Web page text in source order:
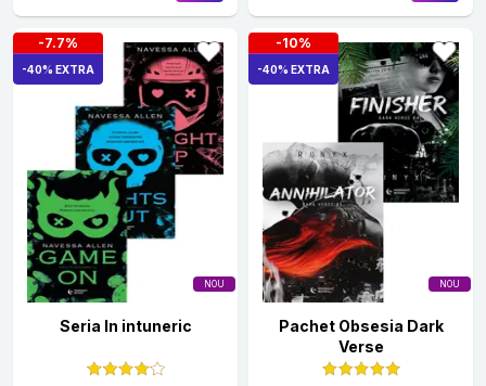
NOU
-7.7%
-40% EXTRA
Seria In intuneric
NOU
-10%
-40% EXTRA
Pachet Obsesia Dark
Verse